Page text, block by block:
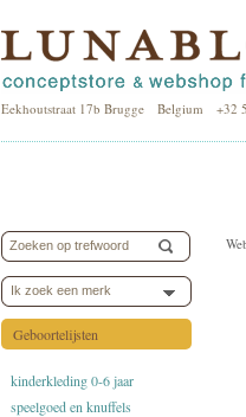
Eekhoutstraat 17b Brugge Belgium +32
Ik zoek een merk
Geboortelijsten
kinderkleding 0-6 jaar
speelgoed en knuffels